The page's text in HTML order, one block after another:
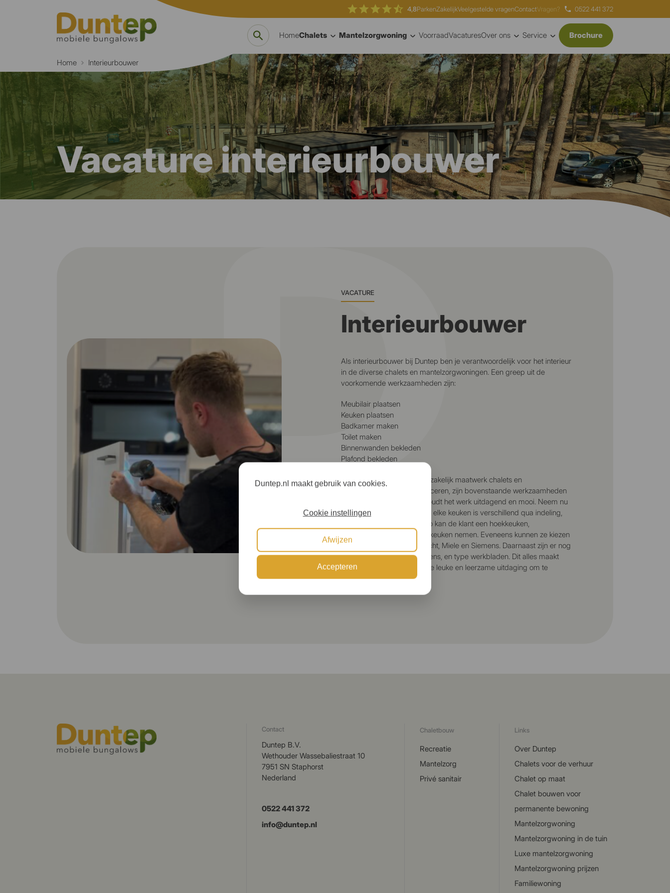
4,8ParkenZakelijkVeelgestelde vragenContactVragen? 0522 441 372
HomeChalets Mantelzorgwoning VoorraadVacaturesOver ons Service Brochure
Home Interieurbouwer
Vacature interieurbouwer
VACATURE
Interieurbouwer
Als interieurbouwer bij Duntep ben je verantwoordelijk voor het interieur
in de diverse chalets en mantelzorgwoningen. Een greep uit de
voorkomende werkzaamheden zijn:
Meubilair plaatsen
Keuken plaatsen
Badkamer maken
Toilet maken
Binnenwanden bekleden
Plafond bekleden
Omdat we bij Duntep hoofdzakelijk maatwerk chalets en
mantelzorgwoningen produceren, zijn bovenstaande werkzaamheden
altijd divers. Dit maakt en houdt het werk uitdagend en mooi. Neem nu
het plaatsen van de keuken; elke keuken is verschillend qua indeling,
kleurstelling en materiaal. Zo kan de klant een hoekkeuken,
keukeneiland of een rechte keuken nemen. Eveneens kunnen ze kiezen
voor AEG, Zanussi, Bauknecht, Miele en Siemens. Daarnaast zijn er nog
ontelbaar veel kleuren keukens, en type werkbladen. Dit alles maakt
elke chalet weer een enorme leuke en leerzame uitdaging om te
bouwen!
Contact
Duntep B.V.
Wethouder Wassebaliestraat 10
7951 SN Staphorst
Nederland
0522 441 372
info@duntep.nl
Chaletbouw
Recreatie
Mantelzorg
Privé sanitair
Links
Over Duntep
Chalets voor de verhuur
Chalet op maat
Chalet bouwen voor
permanente bewoning
Mantelzorgwoning
Mantelzorgwoning in de tuin
Luxe mantelzorgwoning
Mantelzorgwoning prijzen
Familiewoning
Duntep.nl maakt gebruik van cookies.
Cookie instellingen
Afwijzen
Accepteren